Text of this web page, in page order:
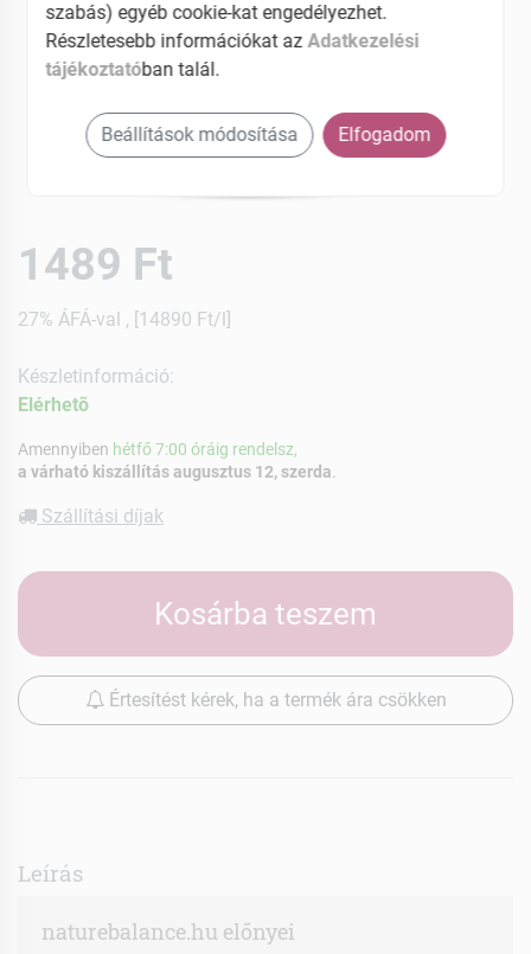
1489 Ft
27% ÁFÁ-val , [14890 Ft/l]
Készletinformáció:
Elérhetõ
Amennyiben hétfő 7:00 óráig rendelsz,
a várható kiszállítás augusztus 12, szerda
Szállítási díjak
Kosárba teszem
Értesítést kérek, ha a termék ára csökken
Leírás
naturebalance.hu előnyei
szabás) egyéb cookie-kat engedélyezhet.
Részletesebb információkat azAdatkezelési
tájékoztatóban talál.
Beállítások módosítása Elfogadom